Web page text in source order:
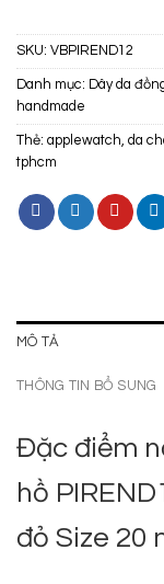
SKU: VBPIREND12
Danh mục: Dây da
handmade
Thẻ: applewatch, da
tphcm
MÔ TẢ
THÔNG TIN BỔ SUNG
Đặc điểm
hồ
đỏ Size 20